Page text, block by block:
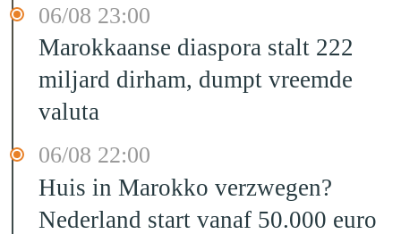
06/08 23:00
Marokkaanse diaspora stalt 222
miljard dirham, dumpt vreemde
valuta
06/08 22:00
Huis in Marokko verzwegen?
Nederland start vanaf 50.000 euro